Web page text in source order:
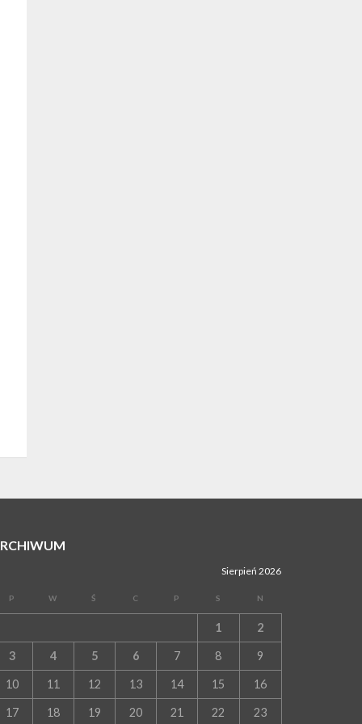
Sierpień 2026
P W Ś C P S N
1 2
3 4 5 6 7 8 9
10 11 12 13 14 15 16
17 18 19 20 21 22 23